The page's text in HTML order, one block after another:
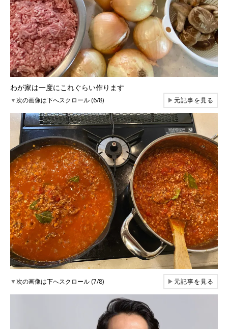
わが家は一度にこれぐらい作ります
▼次の画像は下へスクロール (6/8) ▶元記事を見る
▼次の画像は下へスクロール (7/8) ▶元記事を見る